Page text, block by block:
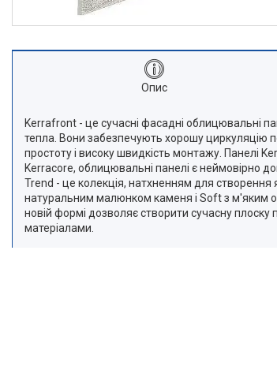
Опис
Kerrafront - це сучасні фасадні облицювальні
тепла. Вони забезпечують хорошу циркуляцію
простоту і високу швидкість монтажу. Панелі
Kerracore, облицювальні панелі є неймовірно
Trend - це колекція, натхненням для створення
натуральним малюнком каменя і Soft з м'яким
новій формі дозволяє створити сучасну
матеріалами.